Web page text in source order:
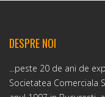
DESPRE NOI
...peste 20 de ani de
Societatea Comerciala